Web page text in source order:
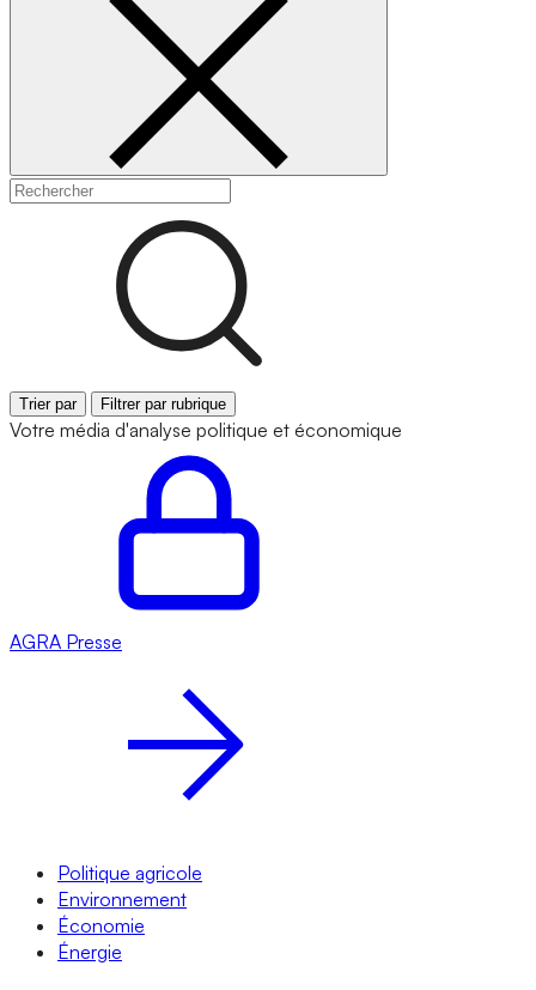
Trier par Filtrer par rubrique
Votre média d'analyse politique et économique
AGRA Presse
Politique agricole
Environnement
Économie
Énergie